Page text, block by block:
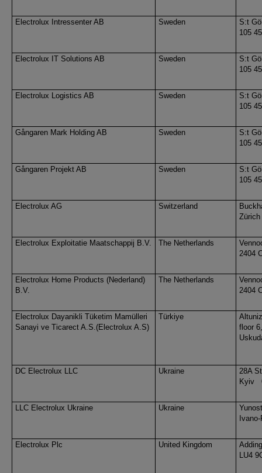
Electrolux Intressenter AB Sweden
S:t
105
Electrolux IT Solutions AB Sweden
S:t
105
Electrolux Logistics AB Sweden
S:t
105
Gångaren Mark Holding AB Sweden
S:t
105
Gångaren Projekt AB Sweden
S:t
105
Electrolux AG Switzerland
Zürich
Electrolux Exploitatie Maatschappij B.V. The Netherlands
2404
Electrolux Home Products (Nederland)
B.V.
The Netherlands
2404
Electrolux Dayanikli Tüketim Mamülleri
Sanayi ve Ticarect A.S.(Electrolux A.S)
Türkiye
floor 6,
DC Electrolux LLC Ukraine
28A
Kyiv
LLC Electrolux Ukraine Ukraine
Electrolux Plc United Kingdom
LU4